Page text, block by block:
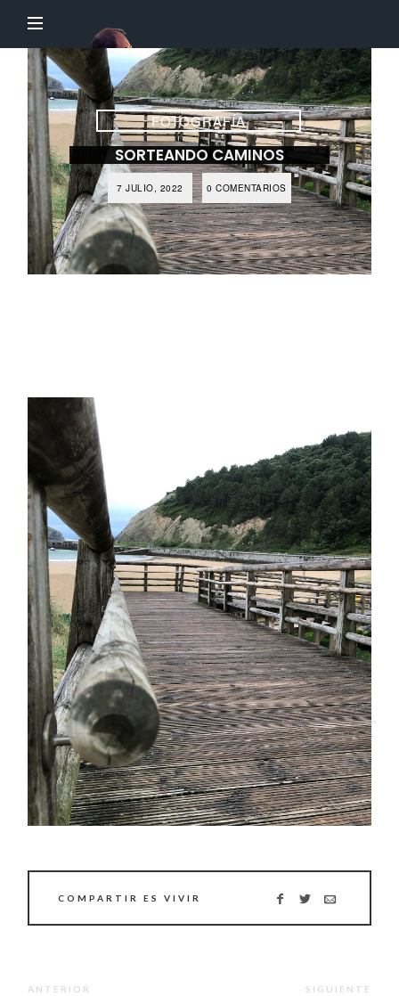
Profesor
Chillón
FOTOGRAFÍA
SORTEANDO CAMINOS
7 JULIO, 2022 0 COMENTARIOS
COMPARTIR ES VIVIR
ANTERIOR SIGUIENTE